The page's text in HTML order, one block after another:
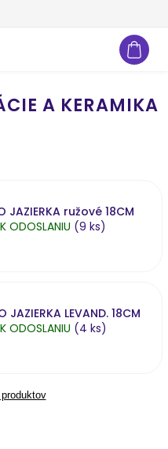
Hľadať
A KERAMIKA
JAZIERKA ružové 18CM
ODOSLANIU (9 ks)
JAZIERKA LEVAND. 18CM
ODOSLANIU (4 ks)